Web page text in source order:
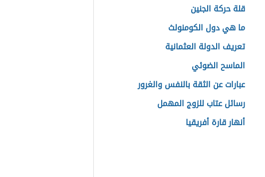
قلة حركة الجنين
ما هي دول الكومنولث
تعريف الدولة العثمانية
الماسح الضوئي
عبارات عن الثقة بالنفس والغرور
رسائل عتاب للزوج المهمل
أنهار قارة أفريقيا